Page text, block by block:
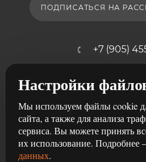
ПОДПИСАТЬСЯ НА
+7 (905)
г. Ростов-на-
107/
Настройки
Мы используем файлы cookie
сайта, а также для анализа
сервиса. Вы можете принять
их использование. Подробнее
данных.